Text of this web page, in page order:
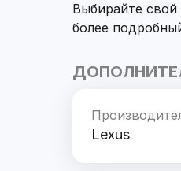
Выбирайте
более
Lexus